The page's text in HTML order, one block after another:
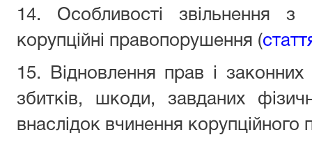
14. Особливості звільнення
корупційні правопорушення (
15. Відновлення прав і законних
збитків, шкоди, завданих
внаслідок вчинення